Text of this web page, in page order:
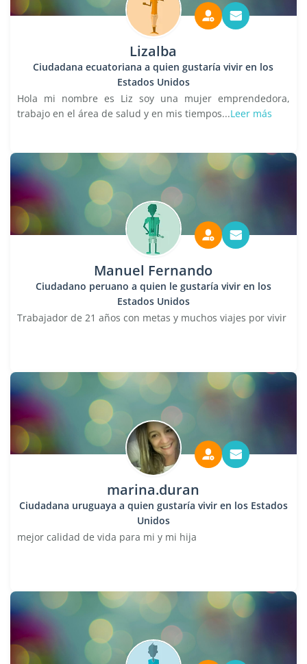
Lizalba
Ciudadana ecuatoriana a quien gustaría vivir en los
Estados Unidos
Hola mi nombre es Liz soy una mujer emprendedora,
trabajo en el área de salud y en mis tiempos...Leer más
Manuel Fernando
Ciudadano peruano a quien le gustaría vivir en los
Estados Unidos
Trabajador de 21 años con metas y muchos viajes por vivir
marina.duran
Ciudadana uruguaya a quien gustaría vivir en los Estados
Unidos
mejor calidad de vida para mi y mi hija